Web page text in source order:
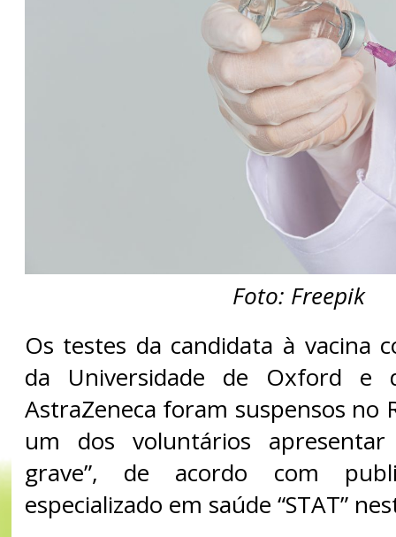
Foto: Freepik
Os testes da candidata à vacina
da Universidade de Oxford e
AstraZeneca foram suspensos no
um dos voluntários apresentar
grave”, de acordo com
especializado em saúde “STAT”